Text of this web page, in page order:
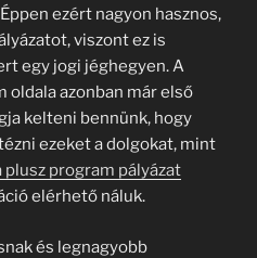
ezért nagyon hasznos,
viszont ez is
egy jogi jéghegyen. A
oldala azonban már első
kelteni bennünk, hogy
ezeket a dolgokat, mint
plusz program pályázat
elérhető náluk.
és legnagyobb